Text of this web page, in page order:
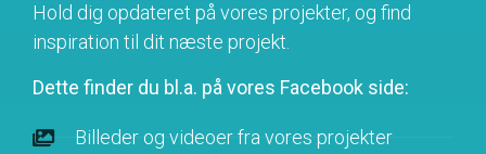
Hold dig opdateret på vores projekter, og find
inspiration til dit næste projekt.
Dette finder du bl.a. på vores Facebook side:
Billeder og videoer fra vores projekter